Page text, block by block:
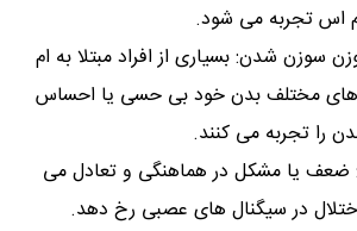
ام اس تجربه می شود.
سوزن شدن: بسیاری از افراد مبتلا به ام
مختلف بدن خود بی حسی یا احساس
را تجربه می کنند.
یا مشکل در هماهنگی و تعادل می
در سیگنال های عصبی رخ دهد.